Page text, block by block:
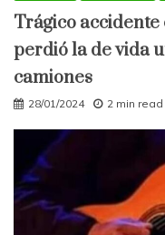
Trágico
perdió la de vida
camiones
28/01/2024 2 min read